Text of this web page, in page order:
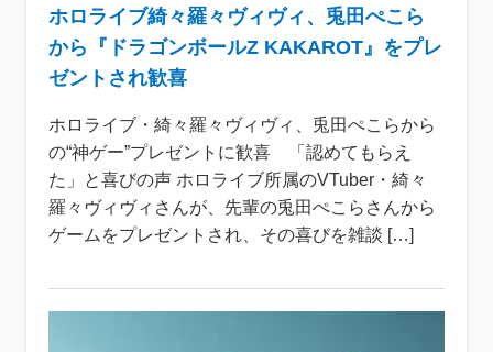
ホロライブ綺々羅々ヴィヴィ、兎田ぺこら
から『ドラゴンボールZ KAKAROT』をプレ
ゼントされ歓喜
ホロライブ・綺々羅々ヴィヴィ、兎田ぺこらから
の“神ゲー”プレゼントに歓喜 「認めてもらえ
た」と喜びの声 ホロライブ所属のVTuber・綺々
羅々ヴィヴィさんが、先輩の兎田ぺこらさんから
ゲームをプレゼントされ、その喜びを雑談 […]